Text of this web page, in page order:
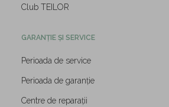
Club TEILOR
GARANȚIE ȘI SERVICE
Perioada de service
Perioada de garanție
Centre de reparații